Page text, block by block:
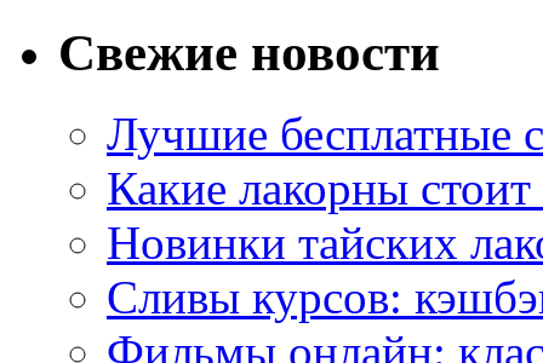
Свежие новости
Лучшие бесплатные
Какие лакорны стоит
Новинки тайских
Сливы курсов:
Фильмы онлайн: